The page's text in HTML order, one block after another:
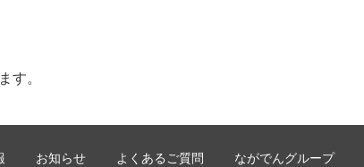
す。
お知らせ よくあるご質問 ながでんグループ